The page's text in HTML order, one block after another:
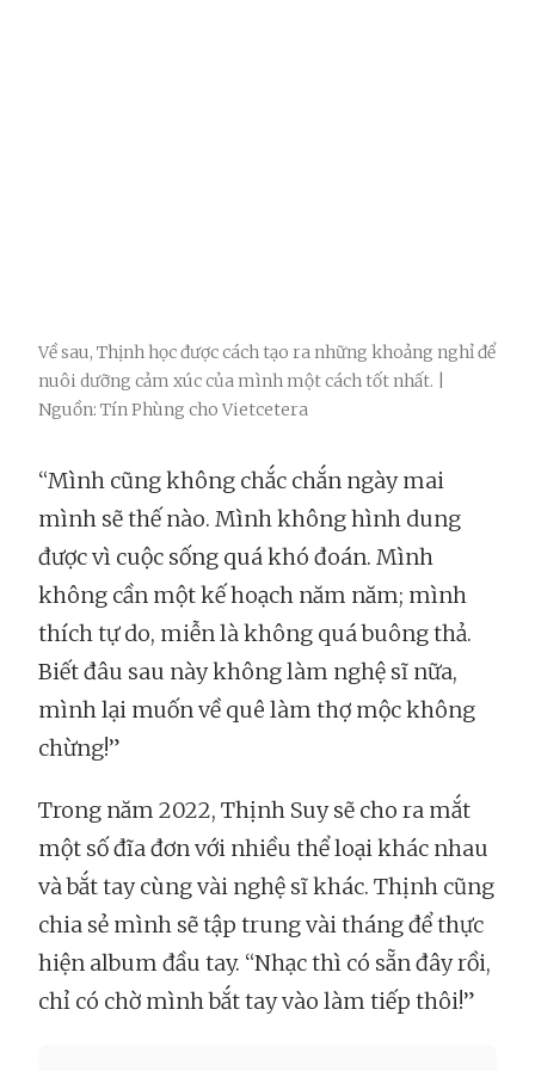
Về sau, Thịnh học được cách tạo ra những khoảng nghỉ để
nuôi dưỡng cảm xúc của mình một cách tốt nhất. |
Nguồn: Tín Phùng cho Vietcetera
“Mình cũng không chắc chắn ngày mai
mình sẽ thế nào. Mình không hình dung
được vì cuộc sống quá khó đoán. Mình
không cần một kế hoạch năm năm; mình
thích tự do, miễn là không quá buông thả.
Biết đâu sau này không làm nghệ sĩ nữa,
mình lại muốn về quê làm thợ mộc không
chừng!”
Trong năm 2022, Thịnh Suy sẽ cho ra mắt
một số đĩa đơn với nhiều thể loại khác nhau
và bắt tay cùng vài nghệ sĩ khác. Thịnh cũng
chia sẻ mình sẽ tập trung vài tháng để thực
hiện album đầu tay. “Nhạc thì có sẵn đây rồi,
chỉ có chờ mình bắt tay vào làm tiếp thôi!”